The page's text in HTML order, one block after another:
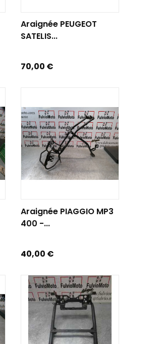
Araignée PEUGEOT
SATELIS...
Prix
70,00 €
Araignée PIAGGIO MP3
400 -...
Prix
40,00 €